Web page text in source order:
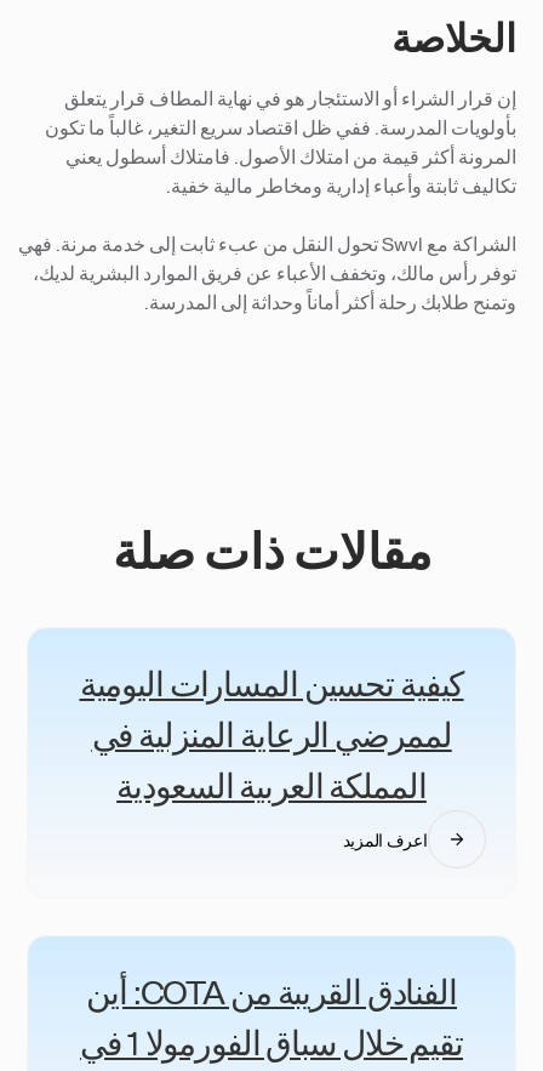
الخلاصة
إن قرار الشراء أو الاستئجار هو في نهاية المطاف قرار يتعلق
بأولويات المدرسة. ففي ظل اقتصاد سريع التغير، غالباً ما تكون
المرونة أكثر قيمة من امتلاك الأصول. فامتلاك أسطول يعني
تكاليف ثابتة وأعباء إدارية ومخاطر مالية خفية.
الشراكة مع Swvl تحول النقل من عبء ثابت إلى خدمة مرنة. فهي
توفر رأس مالك، وتخفف الأعباء عن فريق الموارد البشرية لديك،
وتمنح طلابك رحلة أكثر أماناً وحداثة إلى المدرسة.
مقالات ذات صلة
كيفية تحسين المسارات اليومية
لممرضي الرعاية المنزلية في
المملكة العربية السعودية
اعرف المزيد
الفنادق القريبة من COTA: أين
تقيم خلال سباق الفورمولا 1 في